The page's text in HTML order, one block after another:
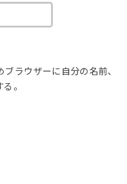
ラウザーに自分の名前、
。